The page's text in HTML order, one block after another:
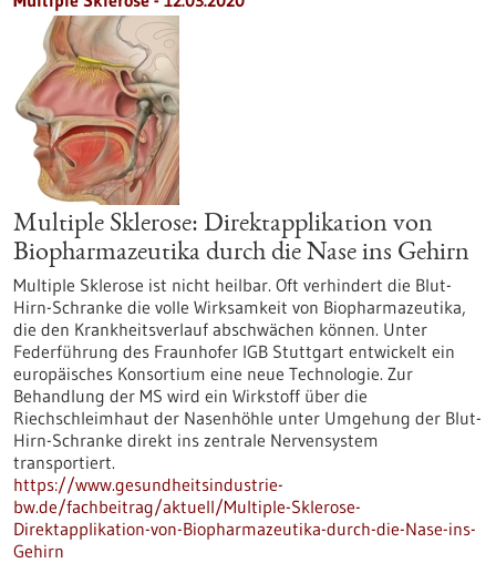
Multiple Sklerose: Direktapplikation von
Biopharmazeutika durch die Nase ins Gehirn
Multiple Sklerose ist nicht heilbar. Oft verhindert die Blut-
Hirn-Schranke die volle Wirksamkeit von Biopharmazeutika,
die den Krankheitsverlauf abschwächen können. Unter
Federführung des Fraunhofer IGB Stuttgart entwickelt ein
europäisches Konsortium eine neue Technologie. Zur
Behandlung der MS wird ein Wirkstoff über die
Riechschleimhaut der Nasenhöhle unter Umgehung der Blut-
Hirn-Schranke direkt ins zentrale Nervensystem
transportiert.
https://www.gesundheitsindustrie-
bw.de/fachbeitrag/aktuell/Multiple-Sklerose-
Direktapplikation-von-Biopharmazeutika-durch-die-Nase-ins-
Gehirn